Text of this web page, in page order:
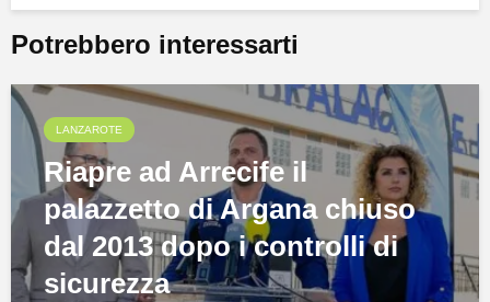
Potrebbero interessarti
LANZAROTE
Riapre ad Arrecife il
palazzetto di Argana chiuso
dal 2013 dopo i controlli di
sicurezza